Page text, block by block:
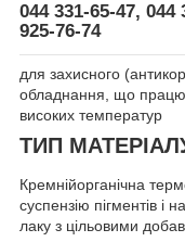
044 331-65-47, 044
925-76-74
для захисного
обладнання, що
високих температур
ТИП
Кремнійорганічна
суспензію пігментів і
лаку з цільовими